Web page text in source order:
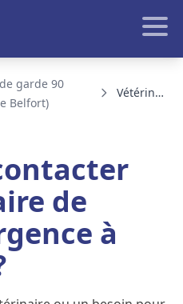
garde 90
Belfort)
Vétérinaire de garde Buc
de
à